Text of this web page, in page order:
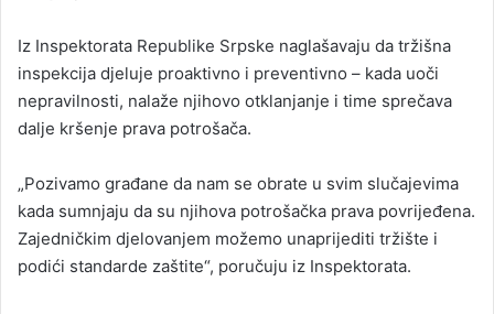
Iz Inspektorata Republike Srpske naglašavaju da tržišna
inspekcija djeluje proaktivno i preventivno – kada uoči
nepravilnosti, nalaže njihovo otklanjanje i time sprečava
dalje kršenje prava potrošača.
„Pozivamo građane da nam se obrate u svim slučajevima
kada sumnjaju da su njihova potrošačka prava povrijeđena.
Zajedničkim djelovanjem možemo unaprijediti tržište i
podići standarde zaštite“, poručuju iz Inspektorata.